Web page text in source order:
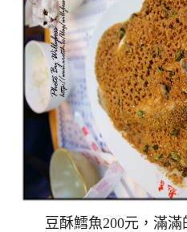
豆酥鱈魚200元，滿滿